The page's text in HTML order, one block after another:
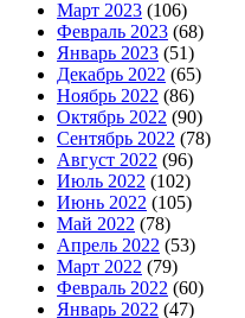
Март 2023 (106)
Февраль 2023 (68)
Январь 2023 (51)
Декабрь 2022 (65)
Ноябрь 2022 (86)
Октябрь 2022 (90)
Сентябрь 2022 (78)
Август 2022 (96)
Июль 2022 (102)
Июнь 2022 (105)
Май 2022 (78)
Апрель 2022 (53)
Март 2022 (79)
Февраль 2022 (60)
Январь 2022 (47)